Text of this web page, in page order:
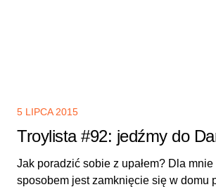
5 LIPCA 2015
Troylista #92: jedźmy do
Jak poradzić sobie z upałem? Dla
sposobem jest zamknięcie się w domu